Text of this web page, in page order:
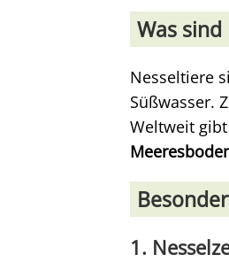
Was sind
Nesseltiere
Süßwasser.
Weltweit
1.